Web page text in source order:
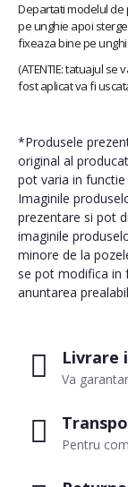
Livrare
Va
Pentru
Departati modelul de
pe unghie apoi
fixeaza bine pe
(ATENTIE: tatuajul
fost aplicat va fi
*Produsele
original al
pot varia in
Imaginile
prezentare si pot
imaginile
minore de la
se pot modifica in
anuntarea